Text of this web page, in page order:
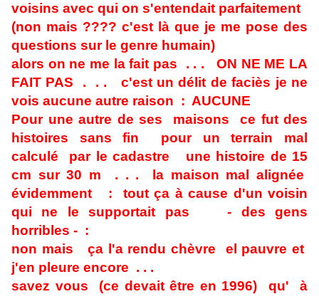
voisins avec qui on s'entendait parfaitement
(non mais ???? c'est là que je me pose des
questions sur le genre humain)
alors on ne me la fait pas . . . ON NE ME LA
FAIT PAS . . . c'est un délit de faciès je ne
vois aucune autre raison : AUCUNE
Pour une autre de ses maisons ce fut des
histoires sans fin pour un terrain mal
calculé par le cadastre une histoire de 15
cm sur 30 m . . . la maison mal alignée
évidemment : tout ça à cause d'un voisin
qui ne le supportait pas - des gens
horribles - :
non mais ça l'a rendu chèvre el pauvre et
j'en pleure encore . . .
savez vous (ce devait être en 1996) qu' à